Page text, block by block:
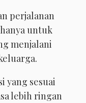
perjalanan
untuk
menjalani
yang sesuai
lebih ringan